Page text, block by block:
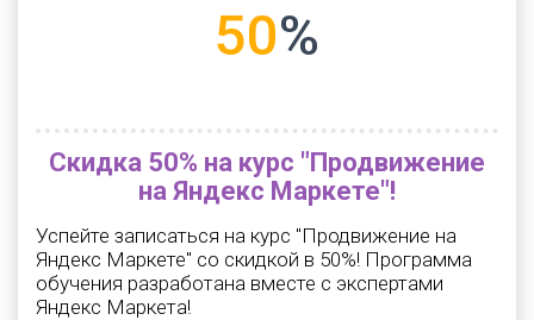
50%
Скидка 50% на курс "Продвижение
на Яндекс Маркете"!
Успейте записаться на курс "Продвижение на
Яндекс Маркете" со скидкой в 50%! Программа
обучения разработана вместе с экспертами
Яндекс Маркета!